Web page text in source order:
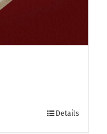
Details